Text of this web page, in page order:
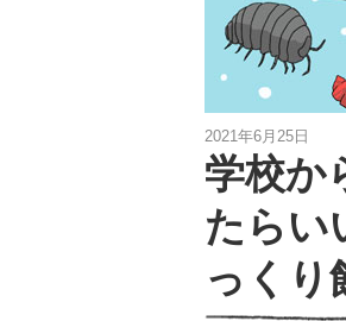
2021年6月25日
学校か
たらい
っくり